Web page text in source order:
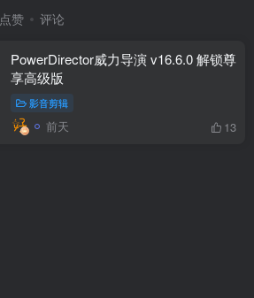
点赞 评论
PowerDirector威力导演 v16.6.0 解锁尊
享高级版
影音剪辑
前天 13